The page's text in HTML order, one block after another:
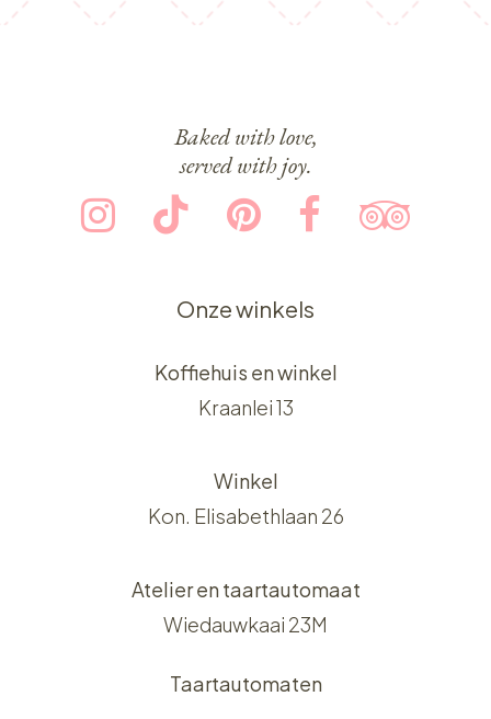
Baked with love,
served with joy.
Onze winkels
Koffiehuis en winkel
Kraanlei 13
Winkel
Kon. Elisabethlaan 26
Atelier en taartautomaat
Wiedauwkaai 23M
Taartautomaten